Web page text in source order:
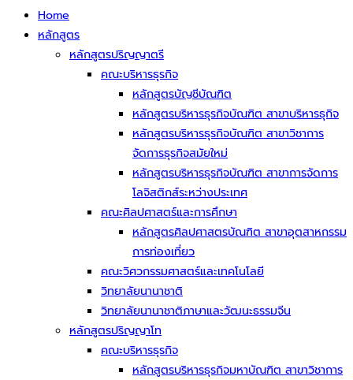
Home
หลักสูตร
หลักสูตรปริญญาตรี
คณะบริหารธุรกิจ
หลักสูตรบัญชีบัณฑิต
หลักสูตรบริหารธุรกิจบัณฑิต สาขาบริหารธุกิจ
หลักสูตรบริหารธุรกิจบัณฑิต สาขาวิชาการ
จัดการธุรกิจสมัยใหม่
หลักสูตรบริหารธุรกิจบัณฑิต สาขาการจัดการ
โลจิสติกส์ระหว่างประเทศ
คณะศิลปศาสตร์และการศึกษา
หลักสูตรศิลปศาสตรบัณฑิต สาขาอุตสาหกรรม
การท่องเที่ยว
คณะวิศวกรรมศาสตร์และเทคโนโลยี
วิทยาลัยนานาชาติ
วิทยาลัยนานาชาติภาษาและวัฒนะธรรมจีน
หลักสูตรปริญญาโท
คณะบริหารธุรกิจ
หลักสูตรบริหารธุรกิจมหาบัณฑิต สาขาวิชาการ